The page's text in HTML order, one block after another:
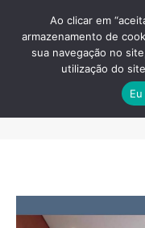
Ao clicar em
armazenamento de
sua navegação no
utilização do